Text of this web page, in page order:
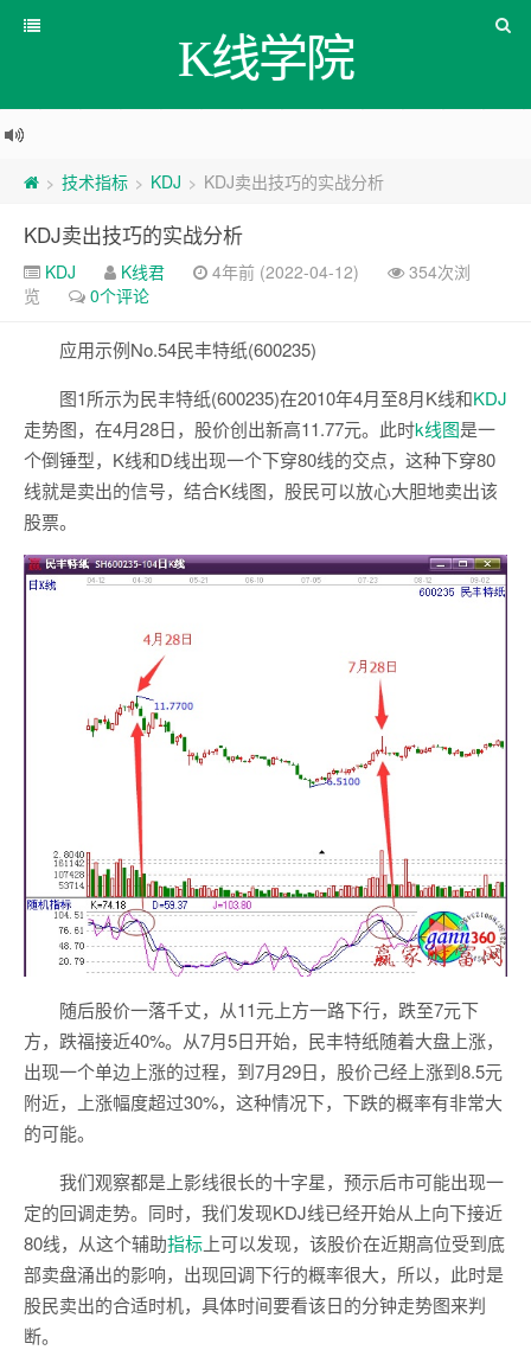
K线学院
> 技术指标 > KDJ > KDJ卖出技巧的实战分析
KDJ卖出技巧的实战分析
KDJ K线君 4年前 (2022-04-12)
354次浏
览
0个评论
应用示例No.54民丰特纸(600235)
图1所示为民丰特纸(600235)在2010年4月至8月K线和KDJ
走势图，在4月28日，股价创出新高11.77元。此时k线图是一
个倒锤型，K线和D线出现一个下穿80线的交点，这种下穿80
线就是卖出的信号，结合K线图，股民可以放心大胆地卖出该
股票。
随后股价一落千丈，从11元上方一路下行，跌至7元下
方，跌福接近40%。从7月5日开始，民丰特纸随着大盘上涨，
出现一个单边上涨的过程，到7月29日，股价己经上涨到8.5元
附近，上涨幅度超过30%，这种情况下，下跌的概率有非常大
的可能。
我们观察都是上影线很长的十字星，预示后市可能出现一
定的回调走势。同时，我们发现KDJ线已经开始从上向下接近
80线，从这个辅助指标 上可以发现，该股价在近期高位受到底
部卖盘涌出的影响，出现回调下行的概率很大，所以，此时是
股民卖出的合适时机，具体时间要看该日的分钟走势图来判
断。